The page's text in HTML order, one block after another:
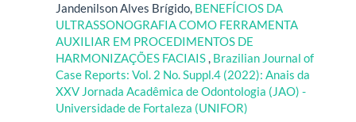
Jandenilson Alves Brígido, BENEFÍCIOS DA
ULTRASSONOGRAFIA COMO FERRAMENTA
AUXILIAR EM PROCEDIMENTOS DE
HARMONIZAÇÕES FACIAIS, Brazilian Journal of
Case Reports: Vol. 2 No. Suppl.4 (2022): Anais da
XXV Jornada Acadêmica de Odontologia (JAO) -
Universidade de Fortaleza (UNIFOR)